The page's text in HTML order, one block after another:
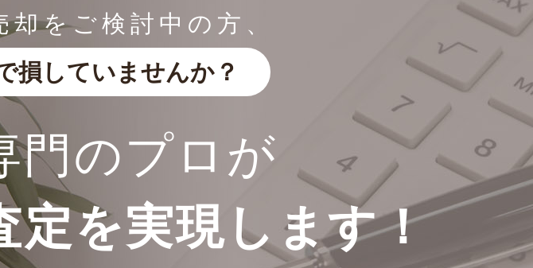
をご検討中の方、
損していませんか？
門のプロが
定を実現します！